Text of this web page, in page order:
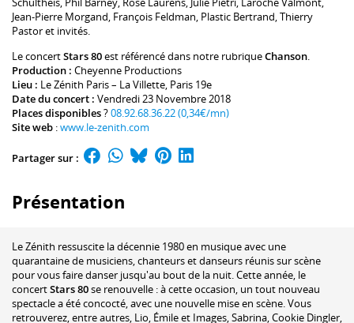
Jean-Pierre Morgand, François Feldman, Plastic Bertrand,Thierry
Pastoret invités.
Le concertStars 80est référencé dans notre rubriqueChanson.
Production : Cheyenne Productions
Lieu : Le Zénith Paris – La Villette, Paris 19e
Date du concert : Vendredi 23 Novembre 2018
Places disponibles?08.92.68.36.22 (0,34€/mn)
Site web :www.le-zenith.com
Partager sur :
Présentation
Le Zénith ressuscite la décennie 1980 en musique avec une
quarantaine de musiciens, chanteurs et danseurs réunis sur scène
pour vous faire danser jusqu'au bout de la nuit. Cette année, le
concertStars 80se renouvelle : à cette occasion, un tout nouveau
spectacle a été concocté, avec une nouvelle mise en scène. Vous
retrouverez, entre autres, Lio, Émile et Images, Sabrina, Cookie Dingler,